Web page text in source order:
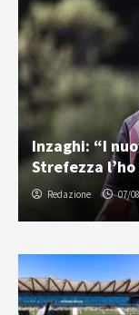
Inzaghi: “I
Strefezza
Redazione 07/